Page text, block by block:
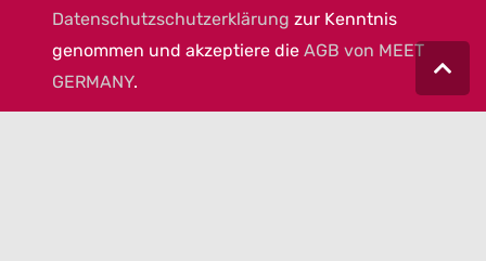
Datenschutzschutzerklärung zur Kenntnis
genommen und akzeptiere die AGB von MEET
GERMANY.